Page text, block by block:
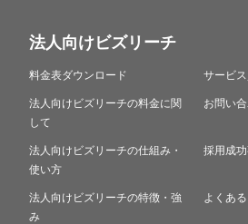
法人向けビズリーチ
料金表ダウンロード
法人向けビズリーチの料金に関
して
法人向けビズリーチの仕組み・
使い方
法人向けビズリーチの特徴・強
み
サービ
お問い
採用成
よくあ